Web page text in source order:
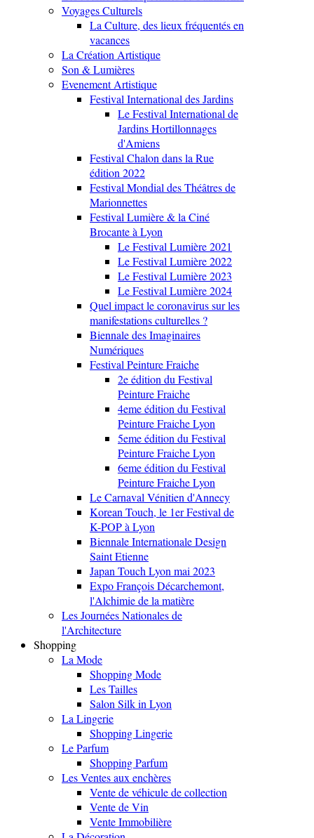
Voyages Culturels
La Culture, des lieux fréquentés en
vacances
La Création Artistique
Son & Lumières
Evenement Artistique
Festival International des Jardins
Le Festival International de
Jardins Hortillonnages
d'Amiens
Festival Chalon dans la Rue
édition 2022
Festival Mondial des Théâtres de
Marionnettes
Festival Lumière & la Ciné
Brocante à Lyon
Le Festival Lumière 2021
Le Festival Lumière 2022
Le Festival Lumière 2023
Le Festival Lumière 2024
Quel impact le coronavirus sur les
manifestations culturelles ?
Biennale des Imaginaires
Numériques
Festival Peinture Fraiche
2e édition du Festival
Peinture Fraiche
4eme édition du Festival
Peinture Fraiche Lyon
5eme édition du Festival
Peinture Fraiche Lyon
6eme édition du Festival
Peinture Fraiche Lyon
Le Carnaval Vénitien d'Annecy
Korean Touch, le 1er Festival de
K-POP à Lyon
Biennale Internationale Design
Saint Etienne
Japan Touch Lyon mai 2023
Expo François Décarchemont,
l'Alchimie de la matière
Les Journées Nationales de
l'Architecture
Shopping
La Mode
Shopping Mode
Les Tailles
Salon Silk in Lyon
La Lingerie
Shopping Lingerie
Le Parfum
Shopping Parfum
Les Ventes aux enchères
Vente de véhicule de collection
Vente de Vin
Vente Immobilière